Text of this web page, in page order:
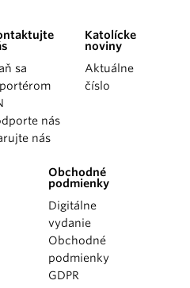
sa
nás
nás
Katolícke
noviny
Aktuálne
číslo
Obchodné
podmienky
Digitálne
vydanie
Obchodné
podmienky
GDPR